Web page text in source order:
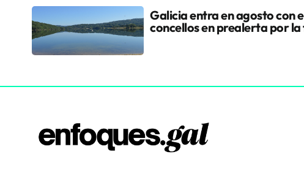
Galicia entra en agosto con
concellos en prealerta por